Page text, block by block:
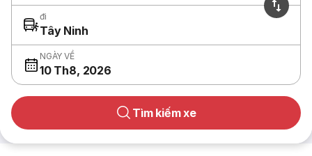
đi
Tây Ninh
NGÀY VỀ
10 Th8, 2026
Tìm kiếm xe